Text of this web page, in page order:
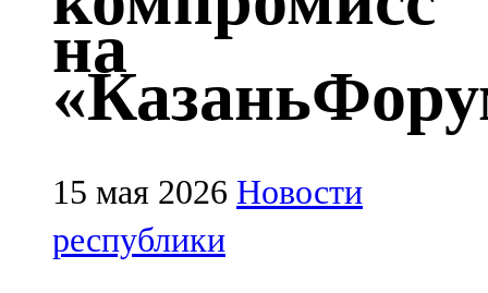
Кукмара
107,9 FM
Лениногорский
102,1 FM
Мамадыш
106,2 FM
на
15 мая 2026 Новости
республики